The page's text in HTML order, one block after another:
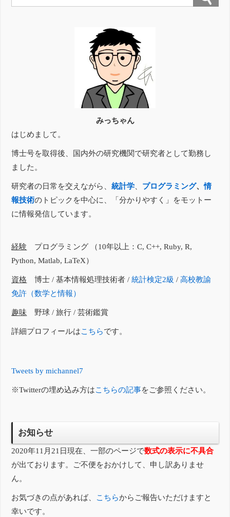
みっちゃん
はじめまして。
博士号を取得後、国内外の研究機関で研究者として勤務し
ました。
研究者の日常を交えながら、統計学 プログラミング、情
報技術のトピックを中心に、「分かりやすく」をモットー
に情報発信しています。
経験 プログラミング （10年以上：C, C++, Ruby, R,
Python, Matlab, LaTeX）
資格 博士 / 基本情報処理技術者 /統計検定2級 /高校教諭
免許（数学と情報）
趣味 野球 / 旅行 / 芸術鑑賞
詳細プロフィールはこちらです。
Tweets by michannel7
※Twitterの埋め込み方はこちらの記事をご参照ください。
お知らせ
2020年11月21日現在、一部のページで数式の表示に不具合
が出ております。ご不便をおかけして、申し訳ありませ
ん。
お気づきの点があれば、 こちらからご報告いただけますと
幸いです。